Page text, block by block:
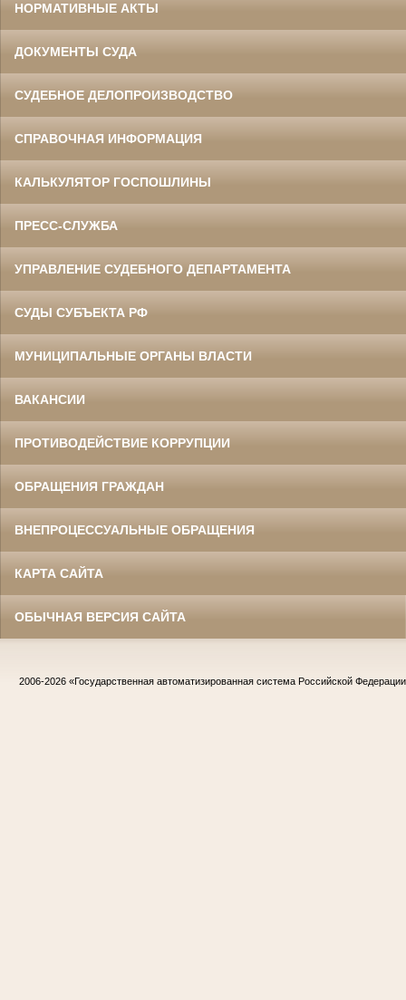
НОРМАТИВНЫЕ АКТЫ
ДОКУМЕНТЫ СУДА
СУДЕБНОЕ ДЕЛОПРОИЗВОДСТВО
СПРАВОЧНАЯ ИНФОРМАЦИЯ
КАЛЬКУЛЯТОР ГОСПОШЛИНЫ
ПРЕСС-СЛУЖБА
УПРАВЛЕНИЕ СУДЕБНОГО ДЕПАРТАМЕНТА
СУДЫ СУБЪЕКТА РФ
МУНИЦИПАЛЬНЫЕ ОРГАНЫ ВЛАСТИ
ВАКАНСИИ
ПРОТИВОДЕЙСТВИЕ КОРРУПЦИИ
ОБРАЩЕНИЯ ГРАЖДАН
ВНЕПРОЦЕССУАЛЬНЫЕ ОБРАЩЕНИЯ
КАРТА САЙТА
ОБЫЧНАЯ ВЕРСИЯ САЙТА
2006-2026 «Государственная автоматизированная система Российской